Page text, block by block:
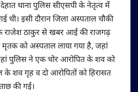
थाना पुलिस सीएसपी के नेतृत्व में
थी। इसी दौरान जिला अस्पताल चौकी
राजेश ठाकुर से खबर आई की राजगढ़
को अस्पताल लाया गया है, जहां
पुलिस ने एक चोर आरोपित के शव को
के शव गृह व दो आरोपितों को हिरासत
की गई।